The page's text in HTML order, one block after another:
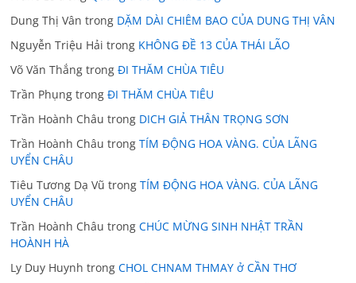
Dung Thị Vân trong DẶM DÀI CHIÊM BAO CỦA DUNG THỊ VÂN
Nguyễn Triệu Hải trong KHÔNG ĐỀ 13 CỦA THÁI LÃO
Võ Văn Thắng trongĐI THĂM CHÙA TIÊU
Trần Phụng trongĐI THĂM CHÙA TIÊU
Trần Hoành Châu trong DICH GIẢ THÂN TRỌNG SƠN
Trần Hoành Châu trongTÍM ĐỘNG HOA VÀNG. CỦA LÃNG
UYỂN CHÂU
Tiêu Tương Dạ Vũ trongTÍM ĐỘNG HOA VÀNG. CỦA LÃNG
UYỂN CHÂU
Trần Hoành Châu trongCHÚC MỪNG SINH NHẬT TRẦN
HOÀNH HÀ
Ly Duy Huynh trongCHOL CHNAM THMAY ở CẦN THƠ